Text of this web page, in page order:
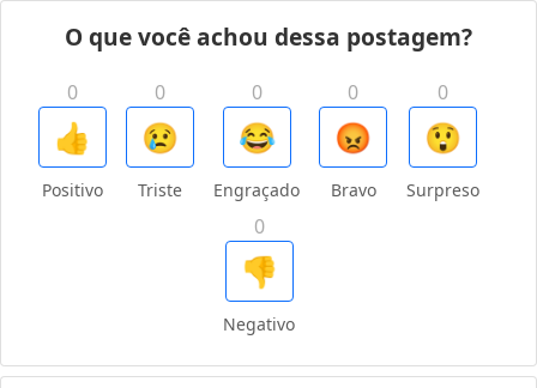
O que você achou dessa postagem?
0
👍
Positivo
0
😢
Triste
0
😂
Engraçado
0
😡
Bravo
0
😲
Surpreso
0
👎
Negativo